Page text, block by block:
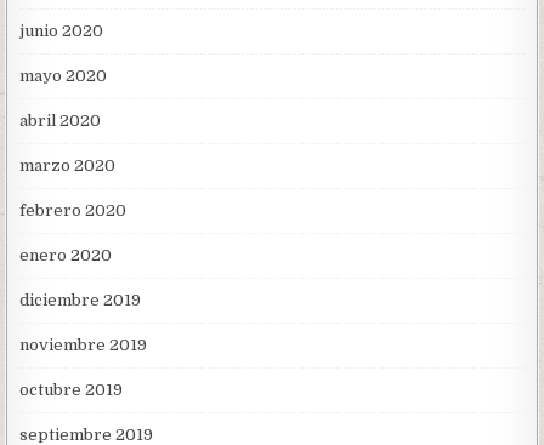
junio 2020
mayo 2020
abril 2020
marzo 2020
febrero 2020
enero 2020
diciembre 2019
noviembre 2019
octubre 2019
septiembre 2019